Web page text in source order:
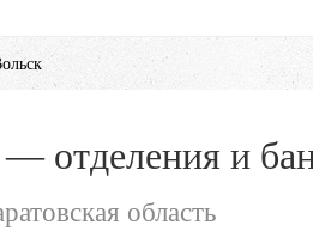
отделения и
область